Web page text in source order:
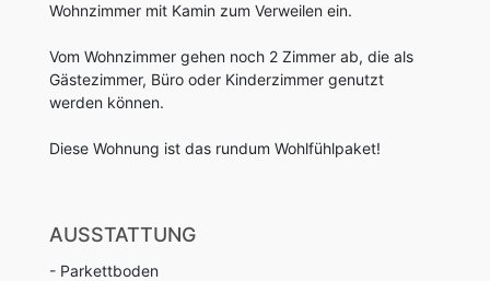
Wohnzimmer mit Kamin zum Verweilen ein.
Vom Wohnzimmer gehen noch 2 Zimmer ab, die als
Gästezimmer, Büro oder Kinderzimmer genutzt
werden können.
Diese Wohnung ist das rundum Wohlfühlpaket!
AUSSTATTUNG
- Parkettboden